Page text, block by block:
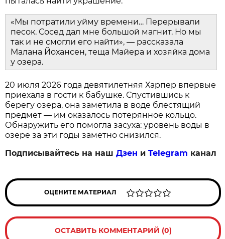
«Мы потратили уйму времени… Перерывали
песок. Сосед дал мне большой магнит. Но мы
так и не смогли его найти», — рассказала
Малана Йохансен, теща Майера и хозяйка дома
у озера.
20 июля 2026 года девятилетняя Харпер впервые
приехала в гости к бабушке. Спустившись к
берегу озера, она заметила в воде блестящий
предмет — им оказалось потерянное кольцо.
Обнаружить его помогла засуха: уровень воды в
озере за эти годы заметно снизился.
Подписывайтесь на нашДзен иTelegram канал
ОЦЕНИТЕ МАТЕРИАЛ
ОСТАВИТЬ КОММЕНТАРИЙ (0)